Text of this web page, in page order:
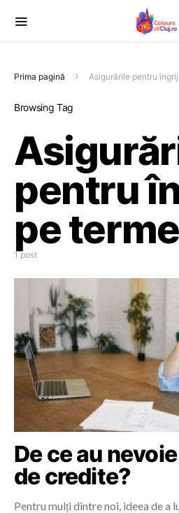
Prima pagină Asigurările pentru
Browsing Tag
pentru
pe
1 post
De ce au
de credite?
Pentru mulți dintre noi, ideea de a